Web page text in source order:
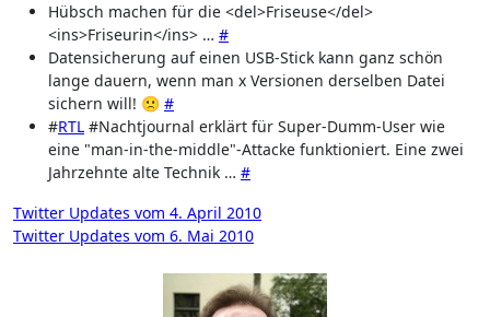
Hübsch machen für die <del>Friseuse</del>
<ins>Friseurin</ins> … #
Datensicherung auf einen USB-Stick kann ganz schön
lange dauern, wenn man x Versionen derselben Datei
sichern will! 🙁 #
#RTL #Nachtjournal erklärt für Super-Dumm-User wie
eine "man-in-the-middle"-Attacke funktioniert. Eine zwei
Jahrzehnte alte Technik … #
Beitragsnavigation
Twitter Updates vom 4. April 2010
Twitter Updates vom 6. Mai 2010